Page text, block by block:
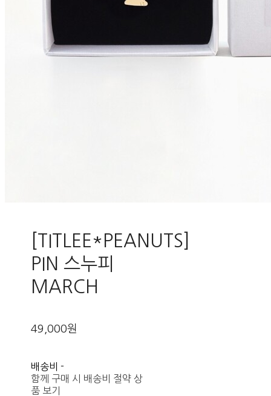
[TITLEE*PEANUTS]
PIN 스누피
MARCH
49,000원
배송비-
함께 구매 시 배송비 절약 상
품 보기